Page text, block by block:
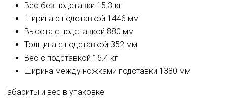
Вес без подставки 15.3 кг
Ширина с подставкой 1446 мм
Высота с подставкой 880 мм
Толщина с подставкой 352 мм
Вес с подставкой 15.4 кг
Ширина между ножками подставки 1380 мм
Габариты и вес в упаковке